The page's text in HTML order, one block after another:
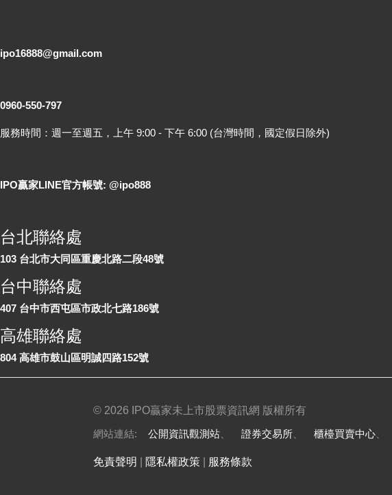
ipo16888@gmail.com
0960-550-797
服務時間：週一至週五，上午 9:00 - 下午 6:00 (台灣時間，國定假日除外)
IPO贏家LINE官方帳號: @ipo888
台北聯絡處
103 台北市大同區重慶北路二段48號
台中聯絡處
407 台中市西屯區市政北七路186號
高雄聯絡處
804 高雄市鼓山區明誠四路152號
© 2026 IPO贏家未上市股票資訊網 版權所有
網站連結: 公開資訊觀測站、 證券交易所、 櫃檯買賣中心、
免責聲明 隱私權政策| 服務條款